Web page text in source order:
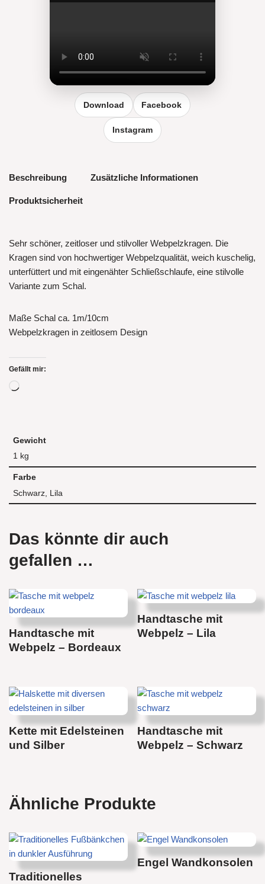
Reel vergrößern
Download Facebook
Instagram
Beschreibung Zusätzliche Informationen
Produktsicherheit
Sehr schöner, zeitloser und stilvoller Webpelzkragen. Die
Kragen sind von hochwertiger Webpelzqualität, weich kuschelig,
unterfüttert und mit eingenähter Schließschlaufe, eine stilvolle
Variante zum Schal.
Maße Schal ca. 1m/10cm
Webpelzkragen in zeitlosem Design
Gefällt mir:
Gewicht
1 kg
Farbe
Schwarz, Lila
Das könnte dir auch
gefallen …
Handtasche mit
Webpelz – Bordeaux
Handtasche mit
Webpelz – Lila
Kette mit Edelsteinen
und Silber
Handtasche mit
Webpelz – Schwarz
Ähnliche Produkte
Traditionelles
Engel Wandkonsolen